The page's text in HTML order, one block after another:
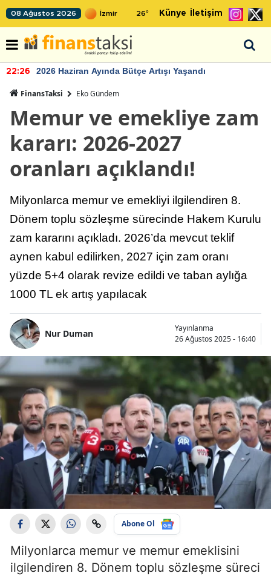
08 Ağustos 2026 26° Künye İletişim
22:26 2026 Haziran Ayında Bütçe Artışı Yaşandı
FinansTaksi Eko Gündem
Memur ve emekliye zam
kararı: 2026-2027
oranları açıklandı!
Milyonlarca memur ve emekliyi ilgilendiren 8.
Dönem toplu sözleşme sürecinde Hakem Kurulu
zam kararını açıkladı. 2026’da mevcut teklif
aynen kabul edilirken, 2027 için zam oranı
yüzde 5+4 olarak revize edildi ve taban aylığa
1000 TL ek artış yapılacak
Nur Duman
Yayınlanma
26 Ağustos 2025 - 16:40
Abone Ol
Milyonlarca memur ve memur emeklisini
ilgilendiren 8. Dönem toplu sözleşme süreci